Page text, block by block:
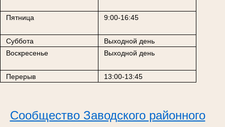
Пятница 9:00-16:45
Суббота
Выходной день
Воскресенье
Выходной день
Перерыв 13:00-13:45
Сообщество Заводского районного